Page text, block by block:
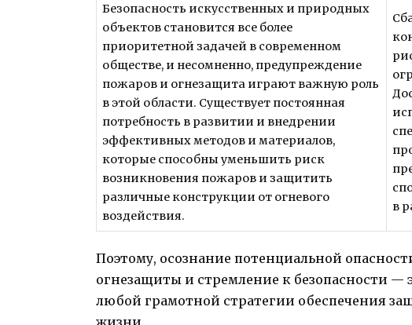
Безопасность искусственных и природных
объектов становится все более
приоритетной задачей в современном
обществе, и несомненно, предупреждение
пожаров и огнезащита играют важную роль
в этой области. Существует постоянная
потребность в развитии и внедрении
эффективных методов и материалов,
которые способны уменьшить риск
возникновения пожаров и защитить
различные конструкции от огневого
воздействия.
в
Поэтому, осознание потенциальной
огнезащиты и стремление к безопасности —
любой грамотной стратегии обеспечения